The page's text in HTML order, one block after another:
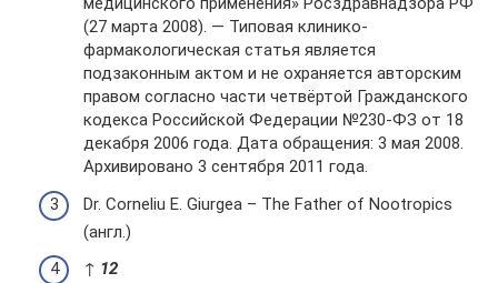
(27 марта 2008). — Типовая клинико-
фармакологическая статья является
подзаконным актом и не охраняется авторским
правом согласно части четвёртой Гражданского
кодекса Российской Федерации №230-ФЗ от 18
декабря 2006 года. Дата обращения: 3 мая 2008.
Архивировано 3 сентября 2011 года.
Dr. Corneliu E. Giurgea – The Father of Nootropics
(англ.)
↑ 12